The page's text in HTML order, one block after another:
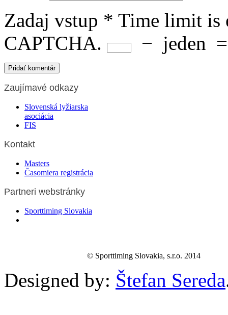
Zadaj vstup * Time limit is
CAPTCHA.
− jeden
Zaujímavé odkazy
Slovenská lyžiarska
asociácia
FIS
Kontakt
Masters
Časomiera registrácia
Partneri webstránky
Sporttiming Slovakia
© Sporttiming Slovakia, s.r.o. 2014
Designed by: Štefan Sereda